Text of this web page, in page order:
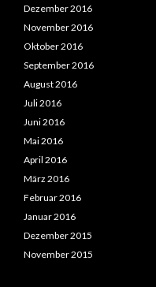
Dezember 2016
November 2016
Oktober 2016
September 2016
August 2016
Juli 2016
Juni 2016
Mai 2016
April 2016
März 2016
Februar 2016
Januar 2016
Dezember 2015
November 2015